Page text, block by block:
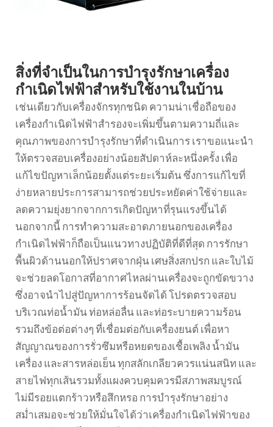
สิ่งที่จำเป็นในการบำรุงรักษาเครื่อง
กำเนิดไฟฟ้าสำหรับใช้งานในบ้าน
เช่นเดียวกับเครื่องจักรทุกชนิด ความน่าเชื่อถือของ
เครื่องกำเนิดไฟฟ้าสำรองจะเพิ่มขึ้นตามความถี่และ
คุณภาพของการบำรุงรักษาที่ดำเนินการ เราขอแนะนำ
ให้ตรวจสอบเครื่องอย่างน้อยสัปดาห์ละหนึ่งครั้ง เพื่อ
แก้ไขปัญหาเล็กน้อยตั้งแต่ระยะเริ่มต้น ซึ่งการแก้ไขที่
ง่ายหลายประการสามารถช่วยประหยัดค่าใช้จ่ายและ
ลดความยุ่งยากจากการเกิดปัญหาที่รุนแรงขึ้นได้
นอกจากนี้ การทำความสะอาดภายนอกของเครื่อง
กำเนิดไฟฟ้าก็ถือเป็นแนวทางปฏิบัติที่ดีที่สุด การรักษา
พื้นผิวด้านนอกให้ปราศจากฝุ่น เศษสิ่งสกปรก และใบไม้
จะช่วยลดโอกาสที่อากาศไหลผ่านเครื่องจะถูกขัดขวาง
ซึ่งอาจนำไปสู่ปัญหาการร้อนจัดได้ โปรดตรวจสอบ
บริเวณท่อน้ำมัน ท่อหล่อลื่น และท่อระบายความร้อน
รวมถึงข้อต่อต่างๆ ที่เชื่อมต่อกับเครื่องยนต์ เพื่อหา
สัญญาณของการรั่วซึมหรือหยดของเชื้อเพลิง น้ำมัน
เครื่อง และสารหล่อเย็น ทุกสลักเกลียวควรแน่นสนิท และ
สายไฟทุกเส้นรวมทั้งแผงควบคุมควรมีสภาพสมบูรณ์
ไม่มีรอยแตกร้าวหรือสึกหรอ การบำรุงรักษาอย่าง
สม่ำเสมอจะช่วยให้มั่นใจได้ว่าเครื่องกำเนิดไฟฟ้าของ